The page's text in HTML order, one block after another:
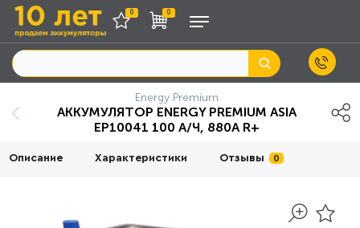
0 0
Energy Premium
АККУМУЛЯТОР ENERGY PREMIUM ASIA
EP10041 100 А/Ч, 880A R+
Описание Характеристики Отзывы 0